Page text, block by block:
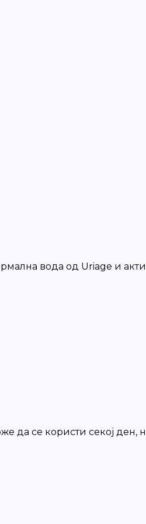
вода од Uriage и
да се користи секој ден,